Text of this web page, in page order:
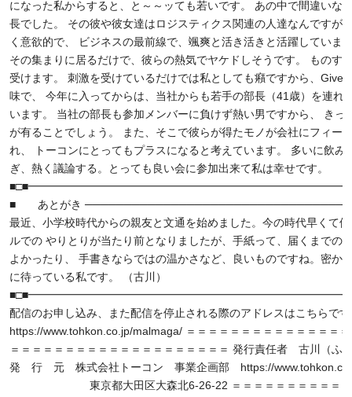
になった私からすると、と～～ッても若いです。 あの中で間違いな
長でした。 その彼や彼女達はロジスティクス関連の人達なんですが
く意欲的で、 ビジネスの最前線で、颯爽と活き活きと活躍していま
その集まりに居るだけで、彼らの熱気でヤケドしそうです。 ものす
受けます。 刺激を受けているだけでは私としても癪ですから、
味で、 今年に入ってからは、当社からも若手の部長（41歳）を連れ
います。 当社の部長も参加メンバーに負けず熱い男ですから、 きっ
が有ることでしょう。 また、そこで彼らが得たモノが会社にフィー
れ、 トーコンにとってもプラスになると考えています。 多いに飲み
ぎ、熱く議論する。とっても良い会に参加出来て私は幸せです。
■ あとがき
最近、小学校時代からの親友と文通を始めました。今の時代早くて
ルでの やりとりが当たり前となりましたが、手紙って、届くまでの
よかったり、 手書きならではの温かさなど、良いものですね。密か
に待っている私です。 （古川）
配信のお申し込み、また配信を停止される際のアドレスはこちらで
https://www.tohkon.co.jp/malmaga/ ＝＝＝＝＝＝＝＝＝＝＝＝＝＝
＝＝＝＝＝＝＝＝＝＝＝＝＝＝＝＝＝＝＝＝ 発行責任者 古川（ふ
発 行 元 株式会社トーコン 事業企画部 https://
東京都大田区大森北6-26-22 ＝＝＝＝＝＝＝＝＝＝＝